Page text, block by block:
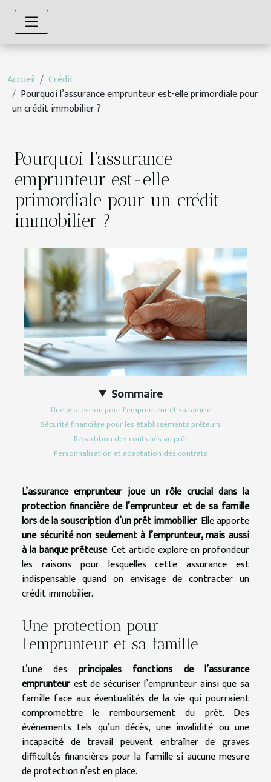
Accueil
Crédit
Pourquoi l’assurance emprunteur est-elle primordiale pour
un crédit immobilier ?
Pourquoi l’assurance
emprunteur est-elle
primordiale pour un crédit
immobilier ?
Sommaire
Une protection pour l’emprunteur et sa famille
Sécurité financière pour les établissements prêteurs
Répartition des coûts liés au prêt
Personnalisation et adaptation des contrats
L’assurance emprunteur joue un rôle crucial dans la
protection financière de l’emprunteur et de sa famille
lors de la souscription d’un prêt immobilier. Elle apporte
une sécurité non seulement à l’emprunteur, mais aussi
à la banque prêteuse. Cet article explore en profondeur
les raisons pour lesquelles cette assurance est
indispensable quand on envisage de contracter un
crédit immobilier.
Une protection pour
l’emprunteur et sa famille
L’une des principales fonctions de l’assurance
emprunteurest de sécuriser l’emprunteur ainsi que sa
famille face aux éventualités de la vie qui pourraient
compromettre le remboursement du prêt. Des
événements tels qu’un décès, une invalidité ou une
incapacité de travail peuvent entraîner de graves
difficultés financières pour la famille si aucune mesure
de protection n’est en place.